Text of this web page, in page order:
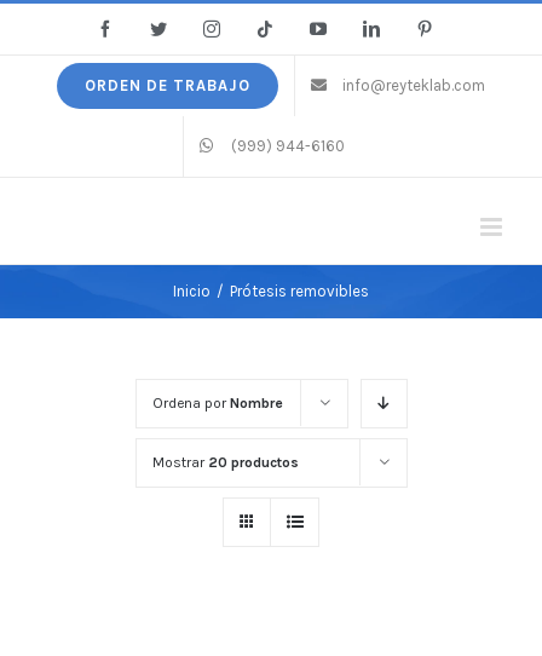
contenido
FacebookTwitter InstagramTiktok YouTubeLinkedIn
ORDEN DE TRABAJO info@reyteklab.com
(999) 944-6160
Inicio / Prótesis removibles
Ordena porNombre
Mostrar 20 productos